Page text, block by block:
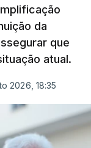
da
que
atual.
2026, 18:35